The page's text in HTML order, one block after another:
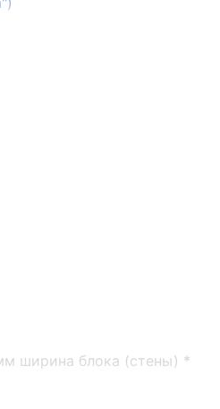
Ленинская, 75
ширина блока (стены) *